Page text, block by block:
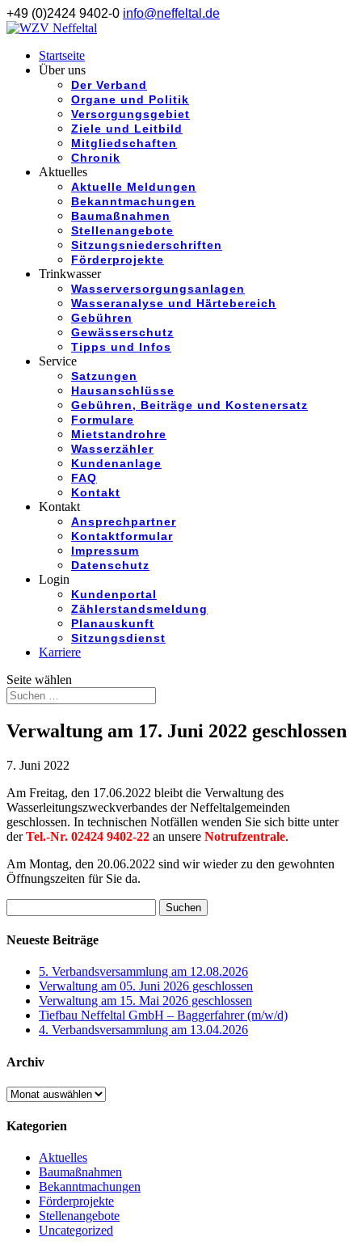
+49 (0)2424 9402-0 info@neffeltal.de
Startseite
Über uns
Der Verband
Organe und Politik
Versorgungsgebiet
Ziele und Leitbild
Mitgliedschaften
Chronik
Aktuelles
Aktuelle Meldungen
Bekanntmachungen
Baumaßnahmen
Stellenangebote
Sitzungsniederschriften
Förderprojekte
Trinkwasser
Wasserversorgungsanlagen
Wasseranalyse und Härtebereich
Gebühren
Gewässerschutz
Tipps und Infos
Service
Satzungen
Hausanschlüsse
Gebühren, Beiträge und Kostenersatz
Formulare
Mietstandrohre
Wasserzähler
Kundenanlage
FAQ
Kontakt
Kontakt
Ansprechpartner
Kontaktformular
Impressum
Datenschutz
Login
Kundenportal
Zählerstandsmeldung
Planauskunft
Sitzungsdienst
Karriere
Seite wählen
Verwaltung am 17. Juni 2022 geschlossen
7. Juni 2022
Am Freitag, den 17.06.2022 bleibt die Verwaltung des
Wasserleitungszweckverbandes der Neffeltalgemeinden
geschlossen. In technischen Notfällen wenden Sie sich bitte unter
derTel.-Nr. 02424 9402-22 an unsere Notrufzentrale.
Am Montag, den 20.06.2022 sind wir wieder zu den gewohnten
Öffnungszeiten für Sie da.
nach:
Neueste Beiträge
5. Verbandsversammlung am 12.08.2026
Verwaltung am 05. Juni 2026 geschlossen
Verwaltung am 15. Mai 2026 geschlossen
Tiefbau Neffeltal GmbH – Baggerfahrer (m/w/d)
4. Verbandsversammlung am 13.04.2026
Archiv
Archiv
Kategorien
Aktuelles
Baumaßnahmen
Bekanntmachungen
Förderprojekte
Stellenangebote
Uncategorized